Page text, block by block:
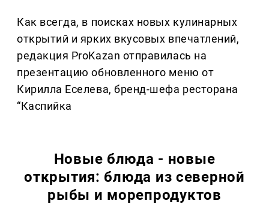
Как всегда, в поисках новых кулинарных
открытий и ярких вкусовых впечатлений,
редакция ProKazan отправилась на
презентацию обновленного меню от
Кирилла Еселева, бренд-шефа ресторана
“Каспийка
Новые блюда - новые
открытия: блюда из северной
рыбы и морепродуктов